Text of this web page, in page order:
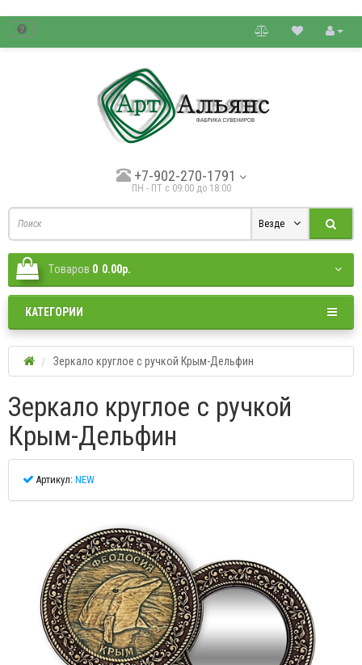
+7-902-270-1791
ПН - ПТ с 09:00 до 18:00
Везде
Tоваров 0 0.00р.
КАТЕГОРИИ
Зеркало круглое с ручкой Крым-Дельфин
Зеркало круглое с ручкой
Крым-Дельфин
Артикул: NEW